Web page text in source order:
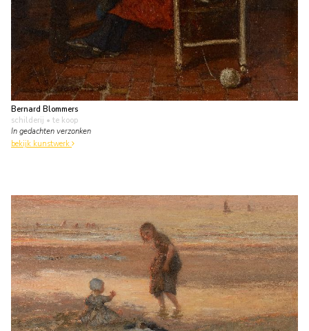
Bernard Blommers
schilderij • te koop
In gedachten verzonken
bekijk kunstwerk